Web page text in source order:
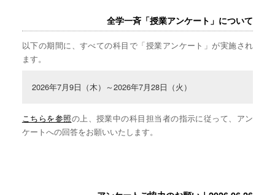
全学一斉「授業アンケート」について
以下の期間に、すべての科目で「授業アンケート」が実施され
ます。
2026年7月9日（木）～2026年7月28日（火）
こちらを参照の上、授業中の科目担当者の指示に従って、アン
ケートへの回答をお願いいたします。